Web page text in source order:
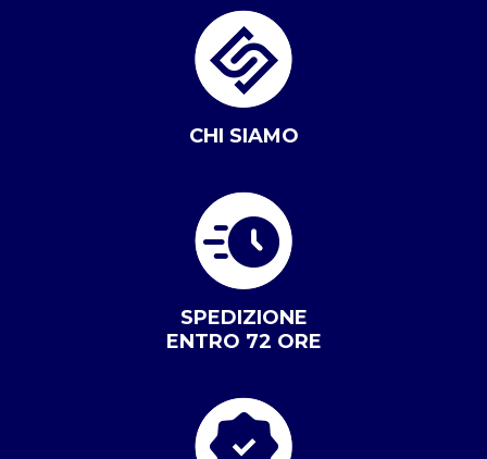
CHI SIAMO
SPEDIZIONE
ENTRO 72 ORE